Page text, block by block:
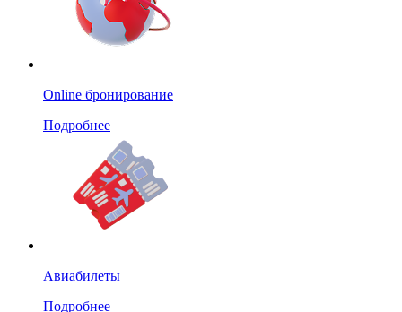
Online бронирование
Подробнее
Авиабилеты
Подробнее